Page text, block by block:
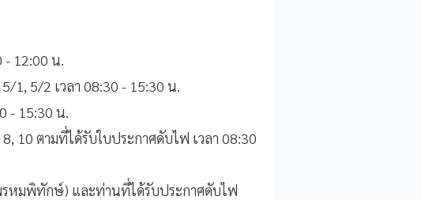
- 12:00 น.
5/2 เวลา 08:30 - 15:30 น.
- 15:30 น.
10 ตามที่ได้รับใบประกาศดับไฟ เวลา 08:30
หมพิทักษ์) และท่านที่ได้รับประกาศดับไฟ